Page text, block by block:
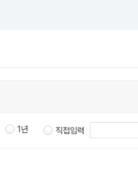
1년 직접입력